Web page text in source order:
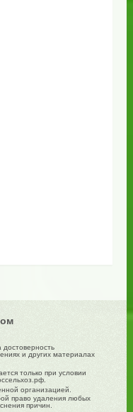
достоверность
и других материалах
только при условии
организацией.
право удаления любых
причин.